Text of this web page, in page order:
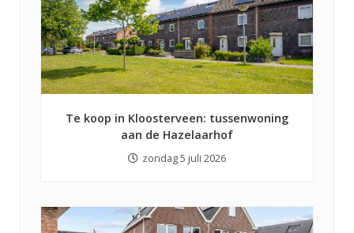
Te koop in Kloosterveen: tussenwoning
aan de Hazelaarhof
zondag 5 juli 2026